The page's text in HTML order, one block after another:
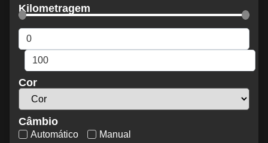
Kilometragem
Cor
Câmbio
Automático Manual